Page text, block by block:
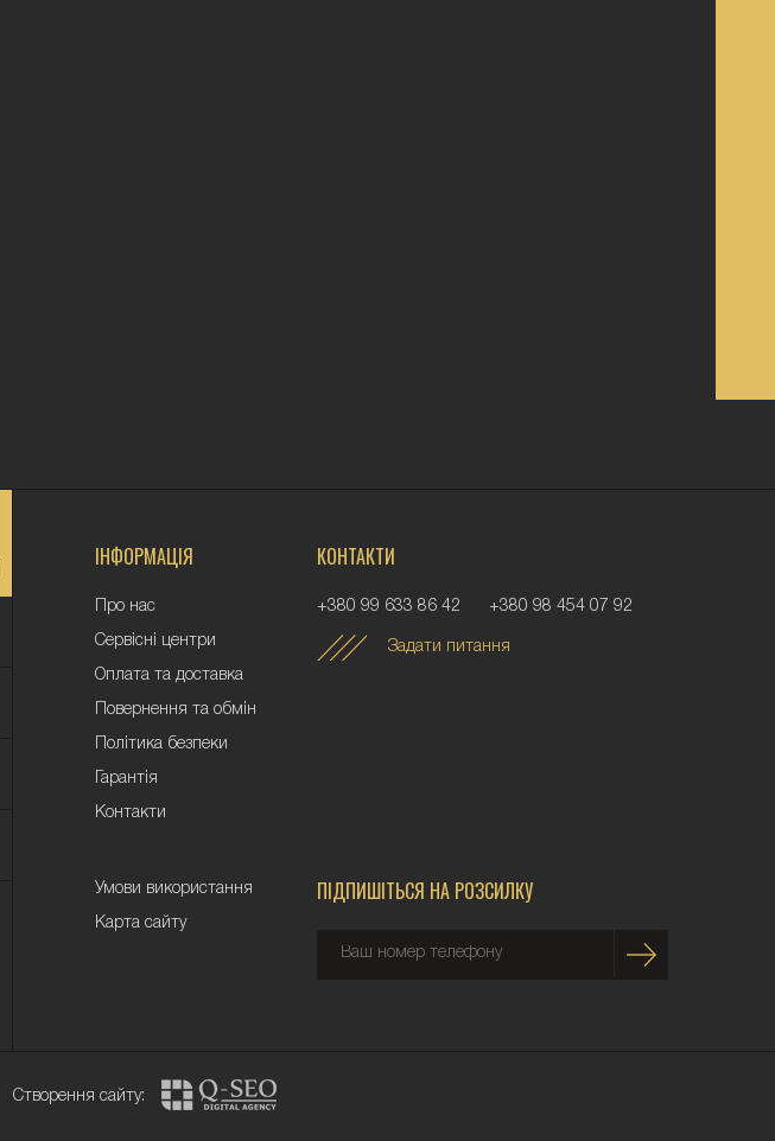
ІНФОРМАЦІЯ
Про нас
Сервісні центри
Оплата та доставка
Повернення та обмiн
Політика безпеки
Гарантія
Контакти
КОНТАКТИ
+380 99 633 86 42 +380 98 454 07 92
Задати питання
Умови використання
Карта сайту
ПІДПИШІТЬСЯ НА РОЗСИЛКУ
Створення сайту: